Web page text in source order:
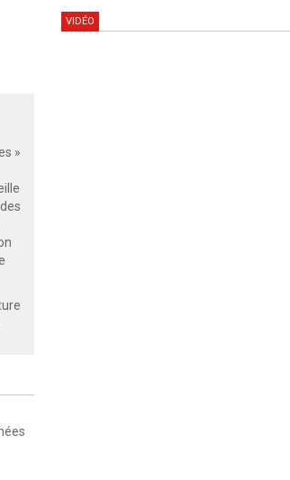
»
VIDÉO